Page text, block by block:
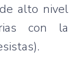
alto nivel
con la